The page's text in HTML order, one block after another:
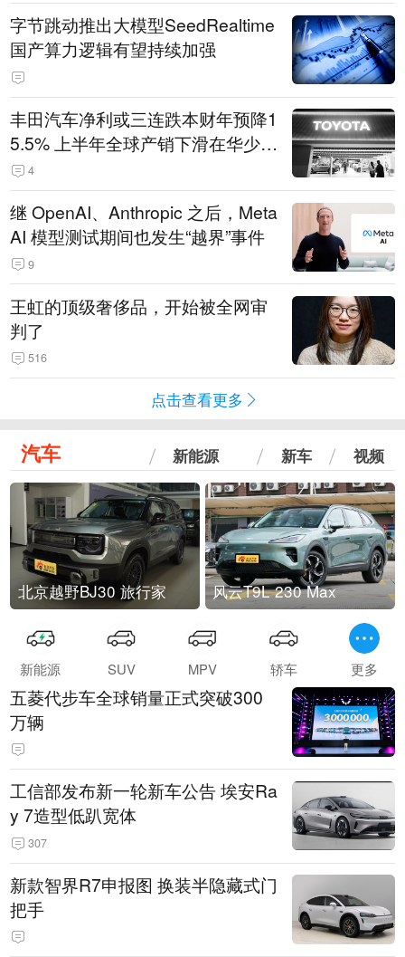
字节跳动推出大模型SeedRealtime
国产算力逻辑有望持续加强
丰田汽车净利或三连跌本财年预降1
5.5% 上半年全球产销下滑在华少卖
14.3万辆
4
继 OpenAI、Anthropic 之后，Meta
AI 模型测试期间也发生“越界”事件
9
王虹的顶级奢侈品，开始被全网审
判了
516
点击查看更多
汽车 新能源 新车 视频
北京越野BJ30 旅行家 风云T9L 230 Max
新能源 SUV MPV 轿车 更多
五菱代步车全球销量正式突破300
万辆
工信部发布新一轮新车公告 埃安Ra
y 7造型低趴宽体
307
新款智界R7申报图 换装半隐藏式门
把手